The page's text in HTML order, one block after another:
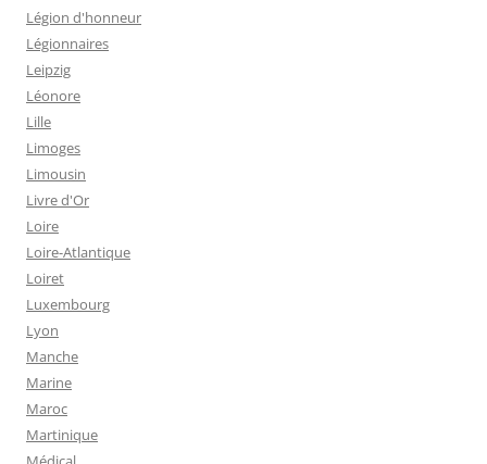
Légion d'honneur
Légionnaires
Leipzig
Léonore
Lille
Limoges
Limousin
Livre d'Or
Loire
Loire-Atlantique
Loiret
Luxembourg
Lyon
Manche
Marine
Maroc
Martinique